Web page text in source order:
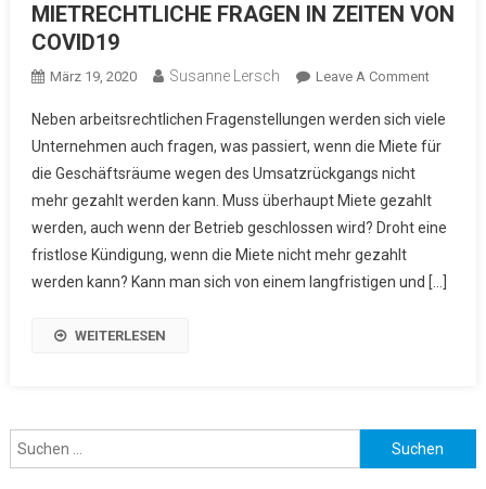
MIETRECHTLICHE FRAGEN IN ZEITEN VON
COVID19
März 19, 2020 Susanne Lersch Leave A CommentOn
FRAGEN
ZEITEN
Neben arbeitsrechtlichen Fragenstellungen werden sich viele
Unternehmen auch fragen, was passiert, wenn die Miete für
die Geschäftsräume wegen des Umsatzrückgangs nicht
mehr gezahlt werden kann. Muss überhaupt Miete gezahlt
werden, auch wenn der Betrieb geschlossen wird? Droht eine
fristlose Kündigung, wenn die Miete nicht mehr gezahlt
werden kann? Kann man sich von einem langfristigen und […]
WEITERLESEN
Suchen nach: